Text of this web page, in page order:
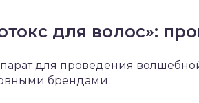
для волос»:
для проведения
брендами.